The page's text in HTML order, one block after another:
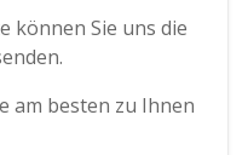
können Sie uns die
am besten zu Ihnen